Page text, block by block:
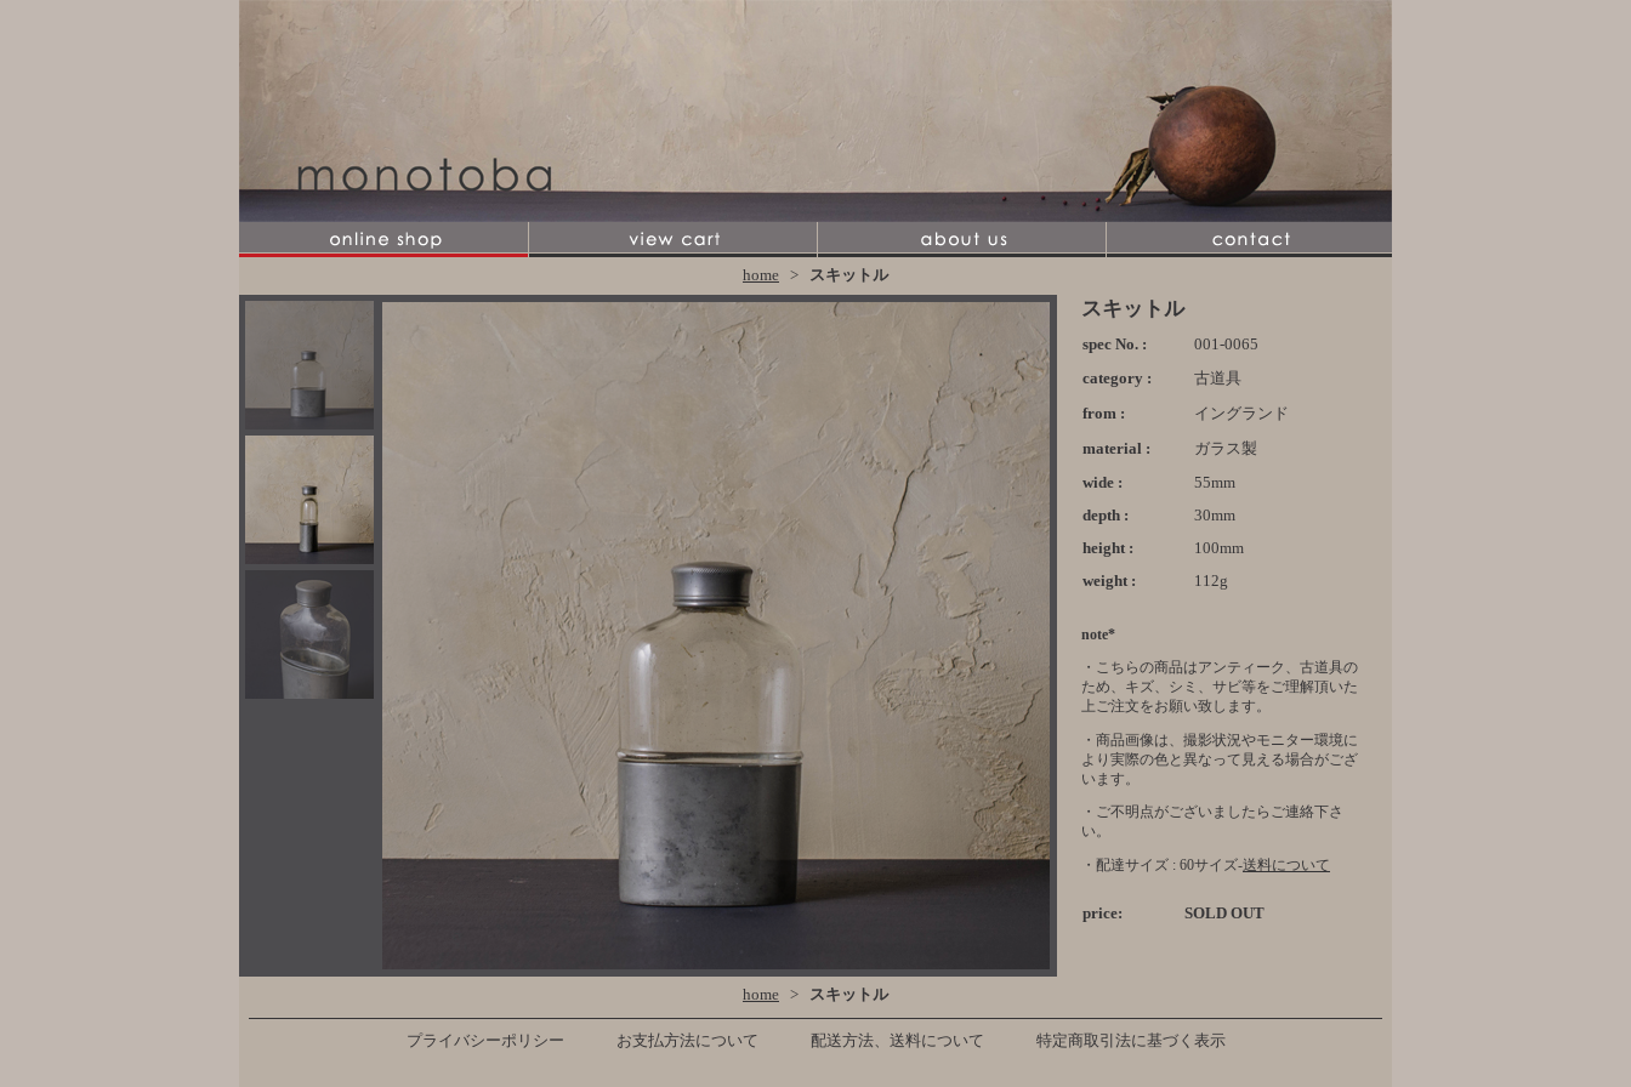
home > スキットル
スキットル
spec No. :
001-0065
category :
古道具
from : イングランド
material :
ガラス製
wide :
55mm
depth :
30mm
height :
100mm
weight :
112g
note*
・こちらの商品はアンティーク、古道具の
ため、キズ、シミ、サビ等をご理解頂いた
上ご注文をお願い致します。
・商品画像は、撮影状況やモニター環境に
より実際の色と異なって見える場合がござ
います。
・ご不明点がございましたらご連絡下さ
い。
・配達サイズ : 60サイズ-送料について
price: SOLD OUT
home > スキットル
プライバシーポリシー お支払方法について 配送方法、送料について 特定商取引法に基づく表示